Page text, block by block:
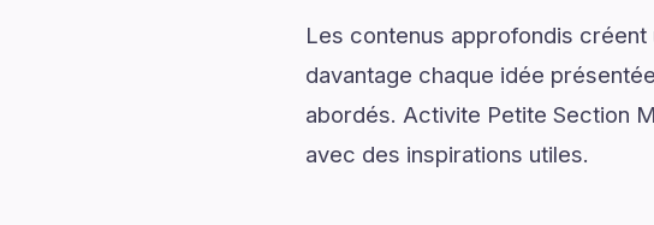
Les contenus approfondis
davantage chaque idée
abordés. Activite Petite Section
avec des inspirations utiles.